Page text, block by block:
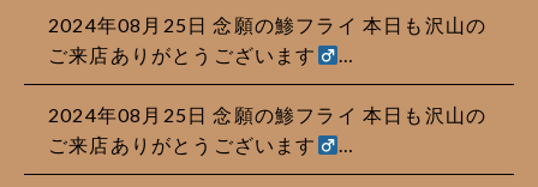
2024年08月25日 念願の鯵フライ 本日も沢山の
ご来店ありがとうございます‍
…
2024年08月25日 念願の鯵フライ 本日も沢山の
ご来店ありがとうございます‍
…